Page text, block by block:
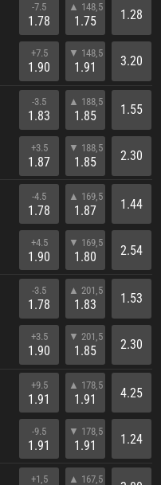
-7.5
1.78
+7.5
1.90
▲ 148,5
1.75
▼ 148,5
1.91
1.28
3.20
-3.5
1.83
+3.5
1.87
▲ 188,5
1.85
▼ 188,5
1.85
1.55
2.30
-4.5
1.78
+4.5
1.90
▲ 169,5
1.87
▼ 169,5
1.80
1.44
2.54
-3.5
1.78
+3.5
1.90
▲ 201,5
1.83
▼ 201,5
1.85
1.53
2.30
+9.5
1.91
-9.5
1.91
▲ 178,5
1.91
▼ 178,5
1.91
4.25
1.24
+1,5 ▲ 167,5